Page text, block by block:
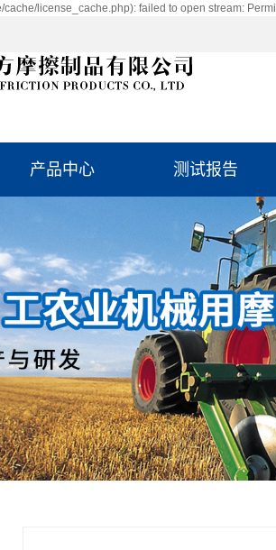
license_cache.php): failed to open stream:
产品中心 测试报告